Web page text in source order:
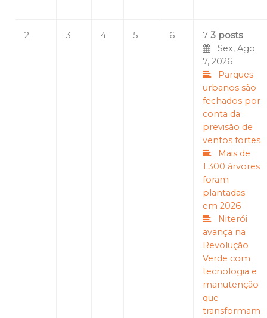
2 3 4 5 6 7 3 posts
Sex, Ago
7, 2026
Parques
urbanos são
fechados por
conta da
previsão de
ventos fortes
Mais de
1.300 árvores
foram
plantadas
em 2026
Niterói
avança na
Revolução
Verde com
tecnologia e
manutenção
que
transformam